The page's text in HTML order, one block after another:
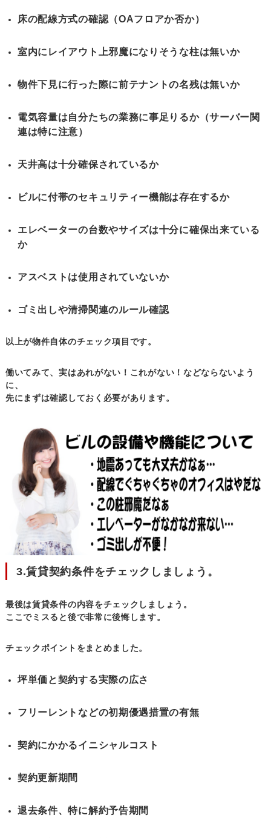
床の配線方式の確認（OAフロアか否か）
室内にレイアウト上邪魔になりそうな柱は無いか
物件下見に行った際に前テナントの名残は無いか
電気容量は自分たちの業務に事足りるか（サーバー関
連は特に注意）
天井高は十分確保されているか
ビルに付帯のセキュリティー機能は存在するか
エレベーターの台数やサイズは十分に確保出来ている
か
アスベストは使用されていないか
ゴミ出しや清掃関連のルール確認
以上が物件自体のチェック項目です。
働いてみて、実はあれがない！これがない！などならないよう
に、
先にまずは確認しておく必要があります。
3.賃貸契約条件をチェックしましょう。
最後は賃貸条件の内容をチェックしましょう。
ここでミスると後で非常に後悔します。
チェックポイントをまとめました。
坪単価と契約する実際の広さ
フリーレントなどの初期優遇措置の有無
契約にかかるイニシャルコスト
契約更新期間
退去条件、特に解約予告期間